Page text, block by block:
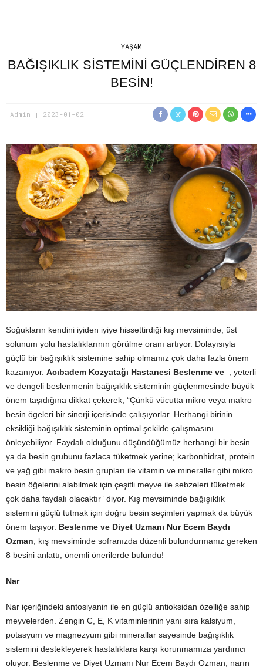
YAŞAM
BAĞIŞIKLIK SİSTEMİNİ GÜÇLENDİREN 8
BESİN!
Admin 2023-01-02
Soğukların kendini iyiden iyiye hissettirdiği kış mevsiminde, üst
solunum yolu hastalıklarının görülme oranı artıyor. Dolayısıyla
güçlü bir bağışıklık sistemine sahip olmamız çok daha fazla önem
kazanıyor. Acıbadem Kozyatağı Hastanesi Beslenme ve , yeterli
ve dengeli beslenmenin bağışıklık sisteminin güçlenmesinde büyük
önem taşıdığına dikkat çekerek, “Çünkü vücutta mikro veya makro
besin ögeleri bir sinerji içerisinde çalışıyorlar. Herhangi birinin
eksikliği bağışıklık sisteminin optimal şekilde çalışmasını
önleyebiliyor. Faydalı olduğunu düşündüğümüz herhangi bir besin
ya da besin grubunu fazlaca tüketmek yerine; karbonhidrat, protein
ve yağ gibi makro besin grupları ile vitamin ve mineraller gibi mikro
besin öğelerini alabilmek için çeşitli meyve ile sebzeleri tüketmek
çok daha faydalı olacaktır” diyor. Kış mevsiminde bağışıklık
sistemini güçlü tutmak için doğru besin seçimleri yapmak da büyük
önem taşıyor. Beslenme ve Diyet Uzmanı Nur Ecem Baydı
Ozman, kış mevsiminde sofranızda düzenli bulundurmanız gereken
8 besini anlattı; önemli önerilerde bulundu!
Nar
Nar içeriğindeki antosiyanin ile en güçlü antioksidan özelliğe sahip
meyvelerden. Zengin C, E, K vitaminlerinin yanı sıra kalsiyum,
potasyum ve magnezyum gibi minerallar sayesinde bağışıklık
sistemini destekleyerek hastalıklara karşı korunmamıza yardımcı
oluyor. Beslenme ve Diyet Uzmanı Nur Ecem Baydı Ozman, narın